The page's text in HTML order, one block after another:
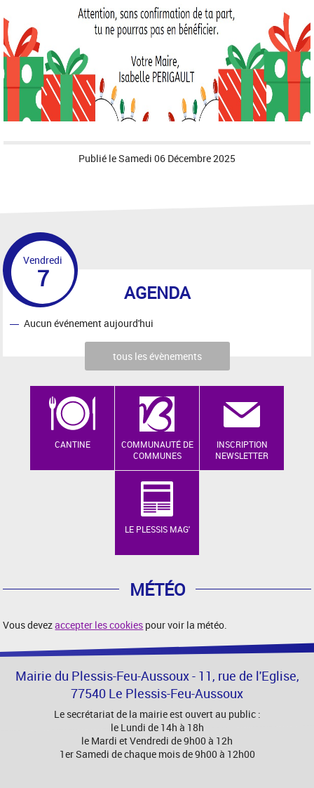
Publié leSamedi 06 Décembre 2025
AGENDA
Vendredi
7
Aucun événement aujourd'hui
tous les évènements
CANTINE
COMMUNAUTÉ DE
COMMUNES
INSCRIPTION
NEWSLETTER
LE PLESSIS MAG'
MÉTÉO
Vous devezaccepter les cookies pour voir la météo.
Mairie du Plessis-Feu-Aussoux - 11, rue de l'Eglise,
77540 Le Plessis-Feu-Aussoux
Le secrétariat de la mairie est ouvert au public :
le Lundi de 14h à 18h
le Mardi et Vendredi de 9h00 à 12h
1er Samedi de chaque mois de 9h00 à 12h00